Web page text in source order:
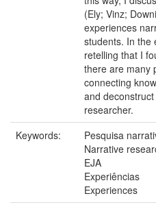
(Ely; Vinz;
experiences
students. In the
retelling that I
there are many
connecting
and
researcher.
Keywords:
Pesquisa
Narrative
EJA
Experiências
Experiences